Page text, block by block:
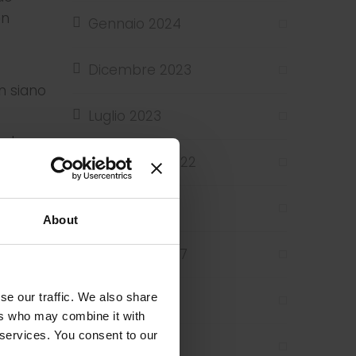
About
our traffic. We also share
who may combine it with
You consent to our
siano
Gennaio 2024
Dicembre 2023
Luglio 2023
Novembre 2022
Giugno 2017